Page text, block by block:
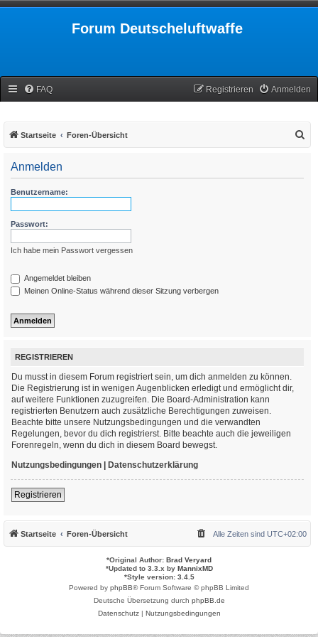
Forum Deutscheluftwaffe
FAQ Anmelden
Registrieren
Startseite Foren-Übersicht
Anmelden
Benutzername:
Passwort:
Ich habe mein Passwort vergessen
Angemeldet bleiben
Meinen Online-Status während dieser Sitzung verbergen
REGISTRIEREN
Du musst in diesem Forum registriert sein, um dich anmelden zu können.
Die Registrierung ist in wenigen Augenblicken erledigt und ermöglicht dir,
auf weitere Funktionen zuzugreifen. Die Board-Administration kann
registrierten Benutzern auch zusätzliche Berechtigungen zuweisen.
Beachte bitte unsere Nutzungsbedingungen und die verwandten
Regelungen, bevor du dich registrierst. Bitte beachte auch die jeweiligen
Forenregeln, wenn du dich in diesem Board bewegst.
Nutzungsbedingungen | Datenschutzerklärung
Registrieren
Startseite Foren-Übersicht Alle Zeiten sind UTC+02:00
*Original Author: Brad Veryard
*Updated to 3.3.x by MannixMD
*Style version: 3.4.5
Powered by phpBB® Forum Software © phpBB Limited
Deutsche Übersetzung durch phpBB.de
Datenschutz| Nutzungsbedingungen